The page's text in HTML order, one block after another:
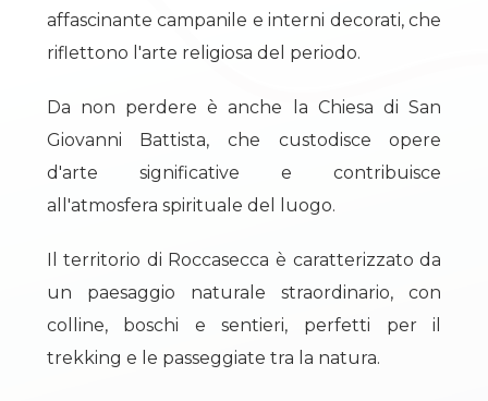
affascinante campanile e interni decorati, che
riflettono l'arte religiosa del periodo.
Da non perdere è anche la Chiesa di San
Giovanni Battista, che custodisce opere
d'arte significative e contribuisce
all'atmosfera spirituale del luogo.
Il territorio di Roccasecca è caratterizzato da
un paesaggio naturale straordinario, con
colline, boschi e sentieri, perfetti per il
trekking e le passeggiate tra la natura.
Camere
Qualsiasi
1
2
3